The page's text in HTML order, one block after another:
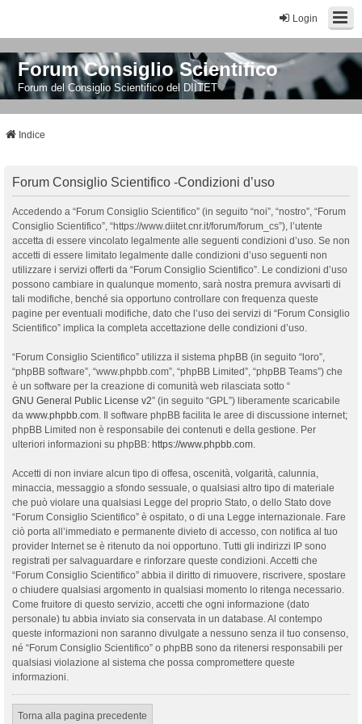
Login
Forum Consiglio Scientifico
Forum del Consiglio Scientifico del DIITET
Indice
Forum Consiglio Scientifico -Condizioni d’uso
Accedendo a “Forum Consiglio Scientifico” (in seguito “noi”, “nostro”, “Forum
Consiglio Scientifico”, “https://www.diitet.cnr.it/forum/forum_cs”), l’utente
accetta di essere vincolato legalmente alle seguenti condizioni d’uso. Se non
accetti di essere limitato legalmente dalle condizioni d’uso seguenti non
utilizzare i servizi offerti da “Forum Consiglio Scientifico”. Le condizioni d’uso
possono cambiare in qualunque momento, sarà nostra premura avvisarti di
tali modifiche, benché sia opportuno controllare con frequenza queste
pagine per eventuali modifiche, dato che l’uso dei servizi di “Forum Consiglio
Scientifico” implica la completa accettazione delle condizioni d’uso.
“Forum Consiglio Scientifico” utilizza il sistema phpBB (in seguito “loro”,
“phpBB software”, “www.phpbb.com”, “phpBB Limited”, “phpBB Teams”) che
è un software per la creazione di comunità web rilasciata sotto “
GNU General Public License v2” (in seguito “GPL”) liberamente scaricabile
da www.phpbb.com. Il software phpBB facilita le aree di discussione internet;
phpBB Limited non è responsabile dei contenuti e della gestione. Per
ulteriori informazioni su phpBB: https://www.phpbb.com.
Accetti di non inviare alcun tipo di offesa, oscenità, volgarità, calunnia,
minaccia, messaggio a sfondo sessuale, o qualsiasi altro tipo di materiale
che può violare una qualsiasi Legge del proprio Stato, o dello Stato dove
“Forum Consiglio Scientifico” è ospitato, o di una Legge internazionale. Fare
ciò porta all’immediato e permanente divieto di accesso, con notifica al tuo
provider Internet se è ritenuto da noi opportuno. Tutti gli indirizzi IP sono
registrati per salvaguardare e rinforzare queste condizioni. Accetti che
“Forum Consiglio Scientifico” abbia il diritto di rimuovere, riscrivere, spostare
o chiudere qualsiasi argomento in qualsiasi momento lo ritenga necessario.
Come fruitore di questo servizio, accetti che ogni informazione (dato
personale) tu abbia inviato sia conservata in un database. Al contempo
queste informazioni non saranno divulgate a nessuno senza il tuo consenso,
né “Forum Consiglio Scientifico” o phpBB sono da ritenersi responsabili per
qualsiasi violazione al sistema che possa compromettere queste
informazioni.
Torna alla pagina precedente